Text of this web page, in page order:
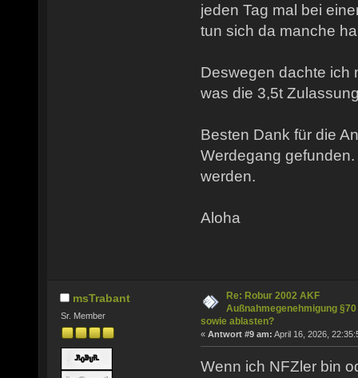
jeden Tag mal bei
tun sich da manche
Deswegen dachte ich
was die 3,5t
Besten Dank für die
Werdegang
werden.
Aloha
msTrabant
Sr. Member
Re: Robur 2002 AKF
Außnahmegenehmigung §70
sowie ablasten?
« Antwort #9 am: April 16, 2026,
Wenn ich NFZler bin